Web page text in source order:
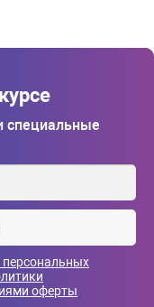
специальные
персональных
оферты